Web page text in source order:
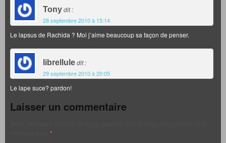
Tonydit :
28 septembre 2010 à 15:14
Le lapsus de Rachida ? Moi j’aime beaucoup sa façon de penser.
librelluledit :
29 septembre 2010 à 20:05
Le lape suce? pardon!
Laisser un commentaire
*